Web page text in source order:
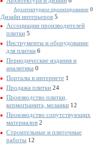
Архитектурное проектирование 0
Дизайн интерьеров 5
Ассоциации производителей
плитки 5
Инструменты и оборудование
для плитки 6
Периодические издания и
аналитика 0
Порталы в интернете 1
Продажа плитки 24
Производство плитки,
кермогранита, мозаики 12
Производство сопутствующих
материалов 2
Строительные и плиточные
работы 12